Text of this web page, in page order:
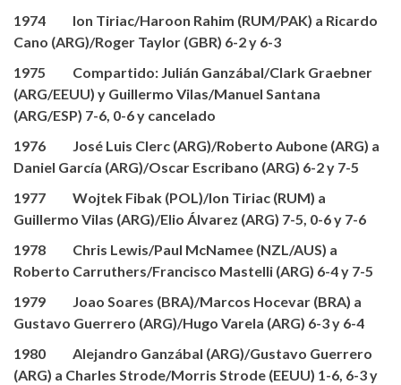
1974 Ion Tiriac/Haroon Rahim (RUM/PAK) a Ricardo
Cano (ARG)/Roger Taylor (GBR) 6-2 y 6-3
1975 Compartido: Julián Ganzábal/Clark Graebner
(ARG/EEUU) y Guillermo Vilas/Manuel Santana
(ARG/ESP) 7-6, 0-6 y cancelado
1976 José Luis Clerc (ARG)/Roberto Aubone (ARG) a
Daniel García (ARG)/Oscar Escribano (ARG) 6-2 y 7-5
1977 Wojtek Fibak (POL)/Ion Tiriac (RUM) a
Guillermo Vilas (ARG)/Elio Álvarez (ARG) 7-5, 0-6 y 7-6
1978 Chris Lewis/Paul McNamee (NZL/AUS) a
Roberto Carruthers/Francisco Mastelli (ARG) 6-4 y 7-5
1979 Joao Soares (BRA)/Marcos Hocevar (BRA) a
Gustavo Guerrero (ARG)/Hugo Varela (ARG) 6-3 y 6-4
1980 Alejandro Ganzábal (ARG)/Gustavo Guerrero
(ARG) a Charles Strode/Morris Strode (EEUU) 1-6, 6-3 y